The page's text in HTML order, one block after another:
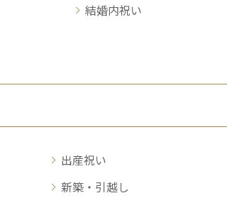
結婚内祝い
出産祝い
新築・引越し